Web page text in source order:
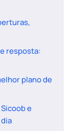
resposta:
plano de
e